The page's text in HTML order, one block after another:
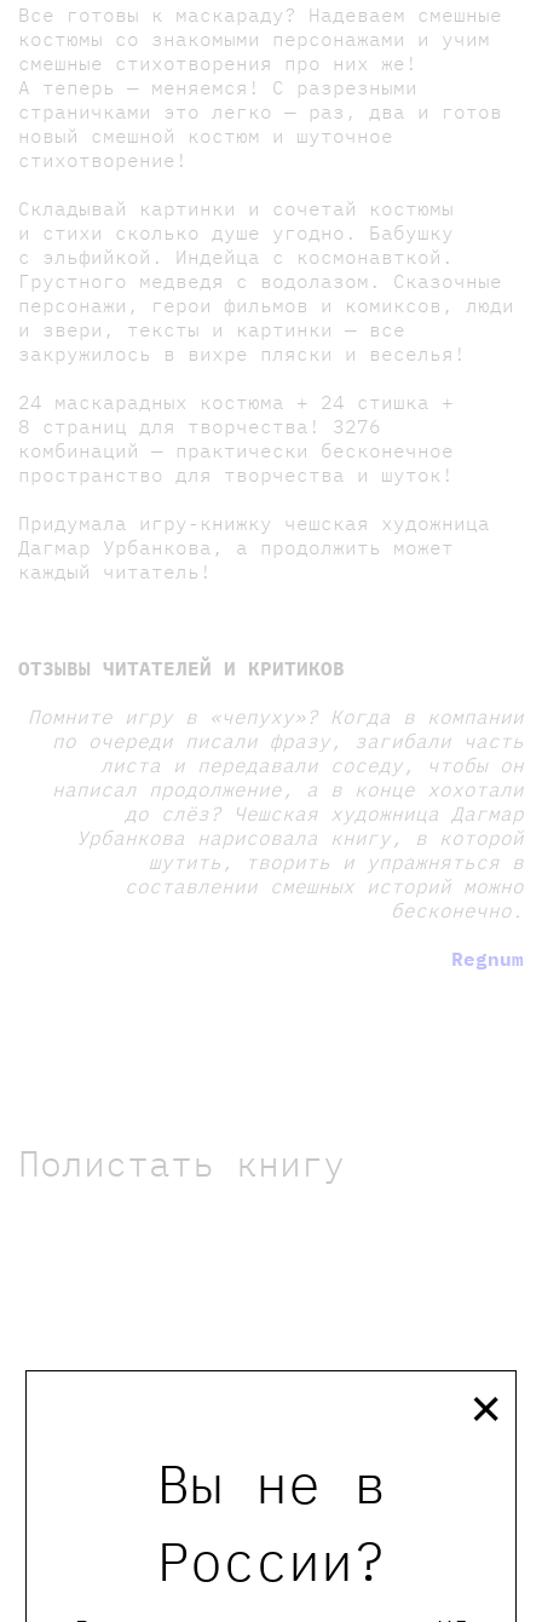
Вы не в
России?
×
Все готовы к маскараду? Надеваем смешные
костюмы со знакомыми персонажами и учим
смешные стихотворения про них же!
А теперь — меняемся! С разрезными
страничками это легко — раз, два и готов
новый смешной костюм и шуточное
стихотворение!
Складывай картинки и сочетай костюмы
и стихи сколько душе угодно. Бабушку
с эльфийкой. Индейца с космонавткой.
Грустного медведя с водолазом. Сказочные
персонажи, герои фильмов и комиксов, люди
и звери, тексты и картинки — все
закружилось в вихре пляски и веселья!
24 маскарадных костюма + 24 стишка +
8 страниц для творчества! 3276
комбинаций — практически бесконечное
пространство для творчества и шуток!
Придумала игру-книжку чешская художница
Дагмар Урбанкова, а продолжить может
каждый читатель!
ОТЗЫВЫ ЧИТАТЕЛЕЙ И КРИТИКОВ
Помните игру в «чепуху»? Когда в компании
по очереди писали фразу, загибали часть
листа и передавали соседу, чтобы он
написал продолжение, а в конце хохотали
до слёз? Чешская художница Дагмар
Урбанкова нарисовала книгу, в которой
шутить, творить и упражняться в
составлении смешных историй можно
бесконечно.
Regnum
Полистать книгу